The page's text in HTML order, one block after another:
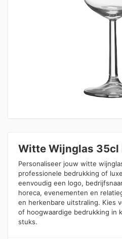
Witte Wijnglas 35cl
Personaliseer jouw witte
professionele bedrukking of
eenvoudig een logo,
horeca, evenementen en
en herkenbare uitstraling. Kies
of hoogwaardige bedrukking in
stuks.